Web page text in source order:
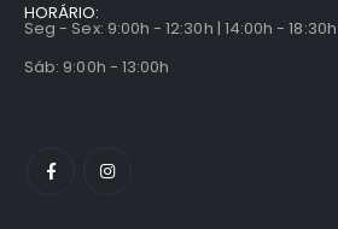
HORÁRIO:
Seg - Sex: 9:00h - 12:30h | 14:00h - 18:30h
Sáb: 9:00h - 13:00h